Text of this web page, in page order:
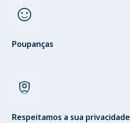
sentiment_satisfied
Poupanças
shield_person
Respeitamos a sua privacidade